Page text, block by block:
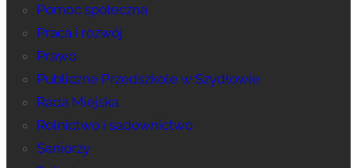
Pomoc społeczna
Praca i rozwój
Prawo
Publiczne Przedszkole w Szydłowie
Rada Miejska
Rolnictwo i sadownictwo
Seniorzy